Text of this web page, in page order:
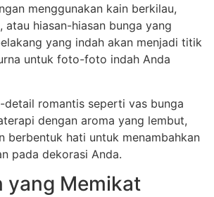
menggunakan kain berkilau,
atau hiasan-hiasan bunga yang
yang indah akan menjadi titik
untuk foto-foto indah Anda
detail romantis seperti vas bunga
dengan aroma yang lembut,
berbentuk hati untuk menambahkan
pada dekorasi Anda.
yang Memikat